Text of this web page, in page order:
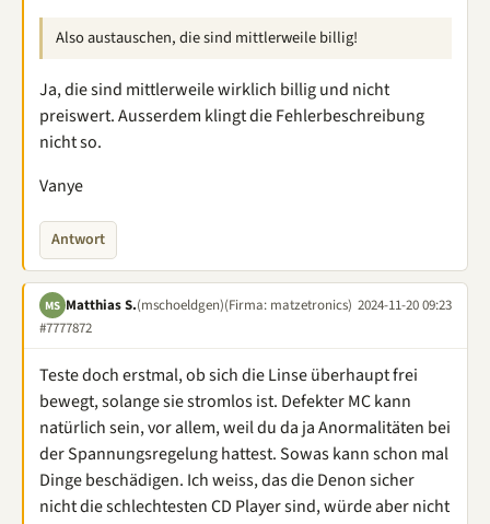
Also austauschen, die sind mittlerweile billig!
Ja, die sind mittlerweile wirklich billig und nicht
preiswert. Ausserdem klingt die Fehlerbeschreibung
nicht so.
Vanye
Antwort
MS Matthias S.(mschoeldgen)(Firma: matzetronics) 2024-11-20 09:23
#7777872
Teste doch erstmal, ob sich die Linse überhaupt frei
bewegt, solange sie stromlos ist. Defekter MC kann
natürlich sein, vor allem, weil du da ja Anormalitäten bei
der Spannungsregelung hattest. Sowas kann schon mal
Dinge beschädigen. Ich weiss, das die Denon sicher
nicht die schlechtesten CD Player sind, würde aber nicht